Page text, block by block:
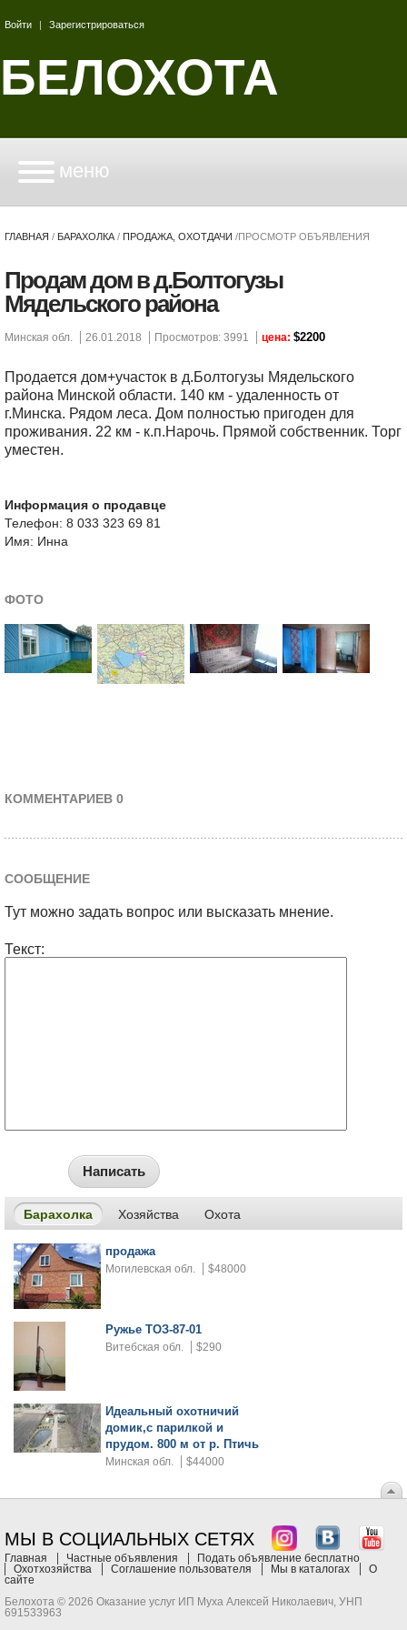
Войти | Зарегистрироваться
БЕЛОХОТА
меню
ГЛАВНАЯ / БАРАХОЛКА / ПРОДАЖА, ОХОТДАЧИ /ПРОСМОТР ОБЪЯВЛЕНИЯ
Продам дом в д.Болтогузы
Мядельского района
Минская обл. 26.01.2018 Просмотров: 3991 цена: $2200
Продается дом+участок в д.Болтогузы Мядельского
района Минской области. 140 км - удаленность от
г.Минска. Рядом леса. Дом полностью пригоден для
проживания. 22 км - к.п.Нарочь. Прямой собственник. Торг
уместен.
Информация о продавце
Телефон: 8 033 323 69 81
Имя: Инна
ФОТО
КОММЕНТАРИЕВ 0
СООБЩЕНИЕ
Тут можно задать вопрос или высказать мнение.
Текст:
Написать
Барахолка Хозяйства Охота
продажа
Могилевская обл. $48000
Ружье ТОЗ-87-01
Витебская обл. $290
Идеальный охотничий
домик,с парилкой и
прудом. 800 м от р. Птичь
Минская обл. $44000
МЫ В СОЦИАЛЬНЫХ СЕТЯХ
Главная Частные объявления
Подать объявление бесплатно
Охотхозяйства
Соглашение пользователя Мы в каталогах
О
сайте
Белохота © 2026 Оказание услуг ИП Муха Алексей Николаевич, УНП
691533963